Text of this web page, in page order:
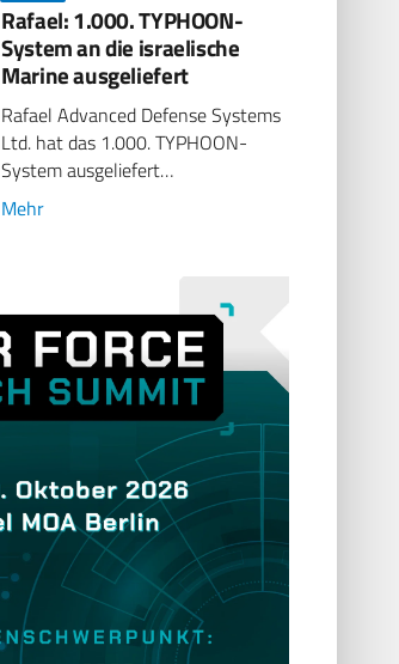
Rafael: 1.000. TYPHOON-
System an die israelische
Marine ausgeliefert
Rafael Advanced Defense Systems
Ltd. hat das 1.000. TYPHOON-
System ausgeliefert…
Mehr